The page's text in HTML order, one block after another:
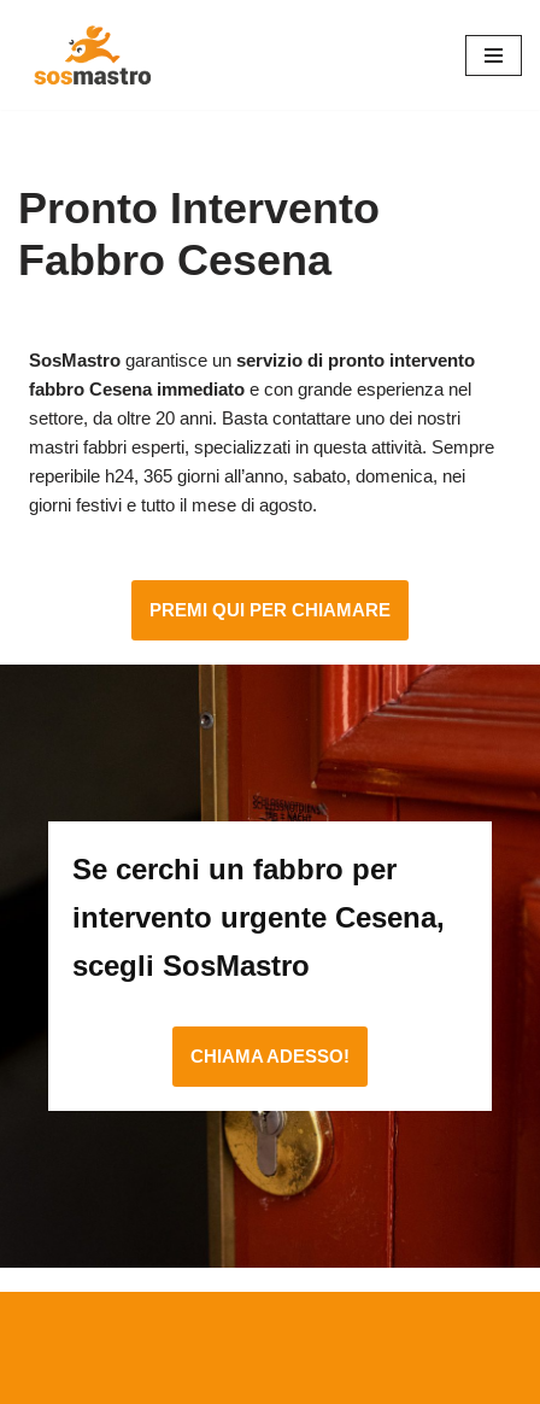
Pronto Intervento
Fabbro Cesena
SosMastro garantisce unservizio di pronto intervento
fabbro Cesena immediato e con grande esperienza nel
settore, da oltre 20 anni. Basta contattare uno dei nostri
mastri fabbri esperti, specializzati in questa attività. Sempre
reperibile h24, 365 giorni all’anno, sabato, domenica, nei
giorni festivi e tutto il mese di agosto.
PREMI QUI PER CHIAMARE
Se cerchi un fabbro per
intervento urgente Cesena,
scegli SosMastro
CHIAMA ADESSO!